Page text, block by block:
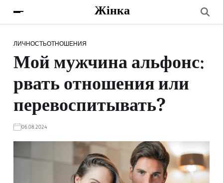
Жінка
ЛИЧНОСТЬОТНОШЕНИЯ
Мой мужчина альфонс:
рвать отношения или
перевоспитывать?
06.08.2024